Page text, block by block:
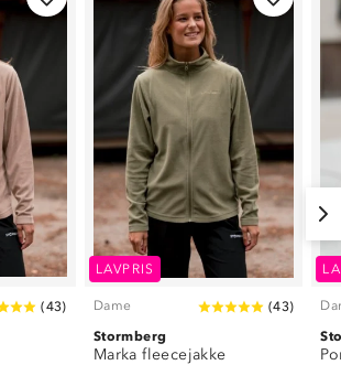
(43)
LAVPRIS
Dame (43)
Stormberg
Marka fleecejakke